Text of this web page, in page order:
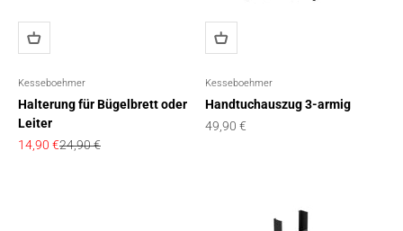
Kesseboehmer
Halterung für Bügelbrett oder
Leiter
Angebot
14,90 €Regulärer Preis
24,90 €
Kesseboehmer
Handtuchauszug 3-armig
Angebot
49,90 €